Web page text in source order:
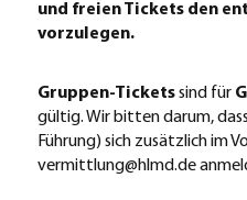
und freien Tickets den
vorzulegen.
Gruppen-Ticketssind für
gültig. Wir bitten darum,
Führung) sich zusätzlich im
vermittlung@hlmd.de